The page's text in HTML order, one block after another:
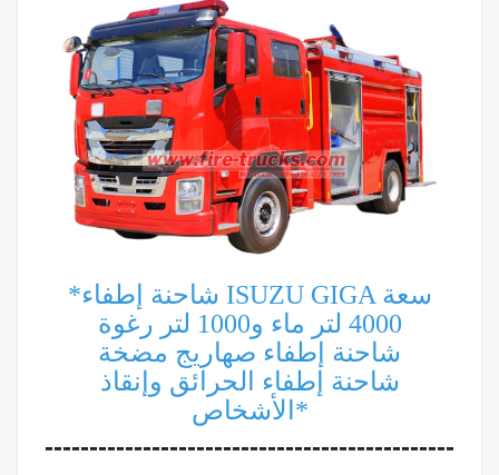
*شاحنة إطفاء ISUZU GIGA سعة
4000 لتر ماء و1000 لتر رغوة
شاحنة إطفاء صهاريج مضخة
شاحنة إطفاء الحرائق وإنقاذ
الأشخاص*
----------------------------------------------